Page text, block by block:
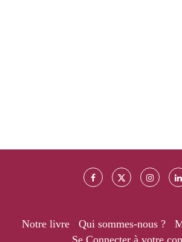
Notre livre Qui sommes-nous ?
Se Connecter à votre